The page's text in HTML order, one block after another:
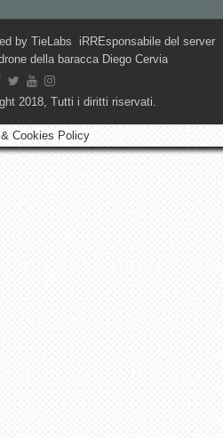
by TieLabs iRREsponsabile del server
della baracca Diego Cervia
2018, Tutti i diritti riservati.
Cookies Policy